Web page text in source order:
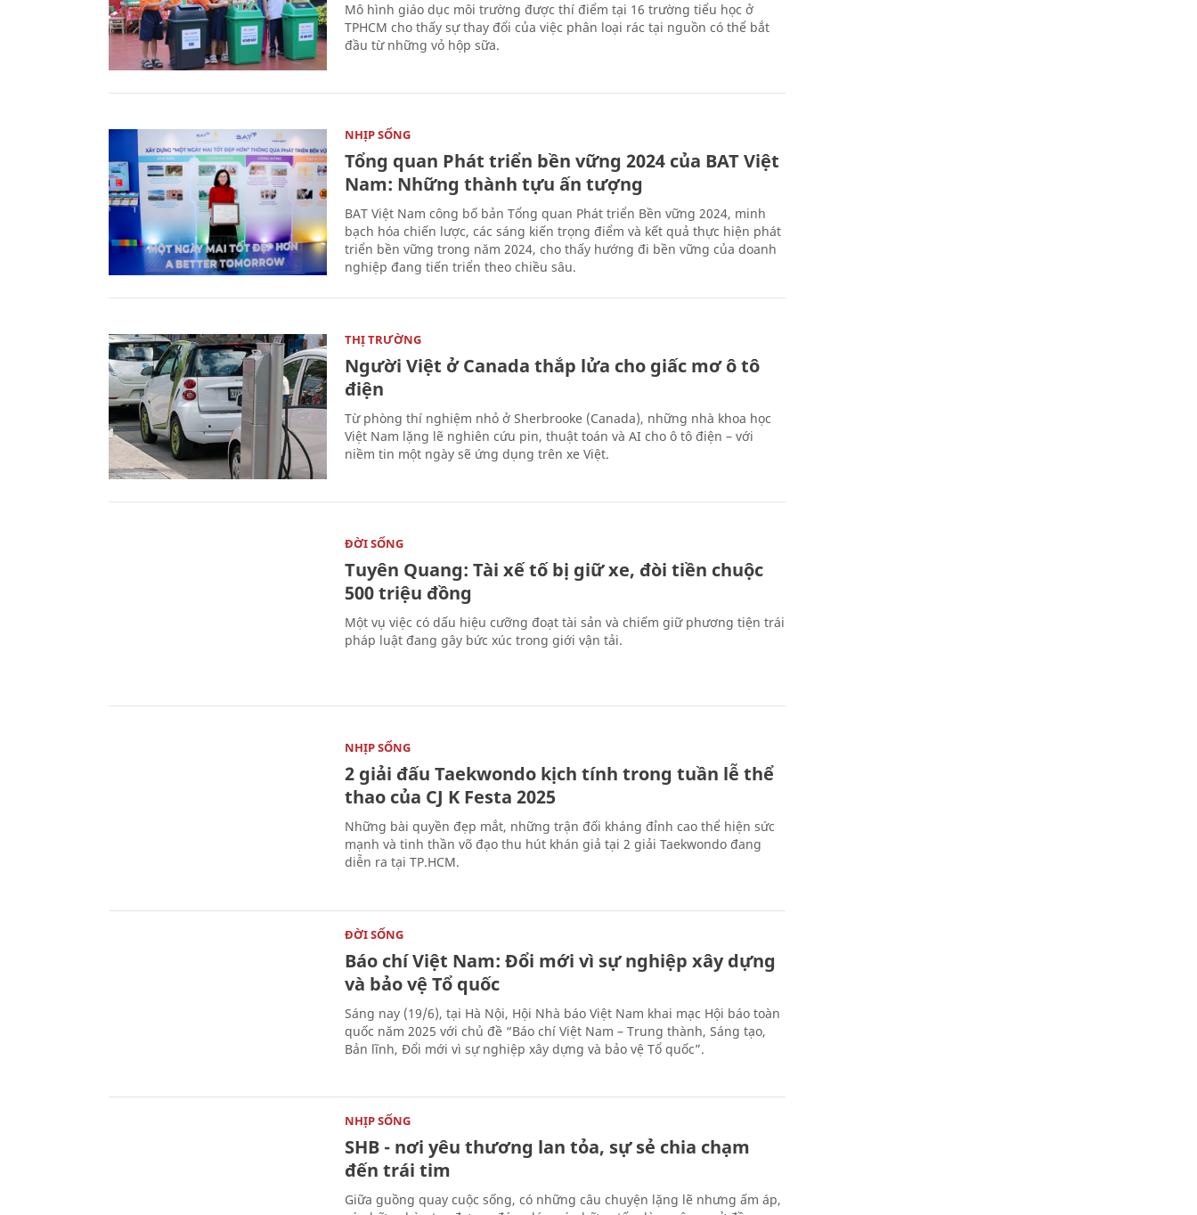
Mô hình giáo dục môi trường được thí điểm tại 16 trường tiểu học ở
TPHCM cho thấy sự thay đổi của việc phân loại rác tại nguồn có thể bắt
đầu từ những vỏ hộp sữa.
NHỊP SỐNG
Tổng quan Phát triển bền vững 2024 của BAT Việt
Nam: Những thành tựu ấn tượng
BAT Việt Nam công bố bản Tổng quan Phát triển Bền vững 2024, minh
bạch hóa chiến lược, các sáng kiến trọng điểm và kết quả thực hiện phát
triển bền vững trong năm 2024, cho thấy hướng đi bền vững của doanh
nghiệp đang tiến triển theo chiều sâu.
THỊ TRƯỜNG
Người Việt ở Canada thắp lửa cho giấc mơ ô tô
điện
Từ phòng thí nghiệm nhỏ ở Sherbrooke (Canada), những nhà khoa học
Việt Nam lặng lẽ nghiên cứu pin, thuật toán và AI cho ô tô điện – với
niềm tin một ngày sẽ ứng dụng trên xe Việt.
ĐỜI SỐNG
Tuyên Quang: Tài xế tố bị giữ xe, đòi tiền chuộc
500 triệu đồng
Một vụ việc có dấu hiệu cưỡng đoạt tài sản và chiếm giữ phương tiện trái
pháp luật đang gây bức xúc trong giới vận tải.
NHỊP SỐNG
2 giải đấu Taekwondo kịch tính trong tuần lễ thể
thao của CJ K Festa 2025
Những bài quyền đẹp mắt, những trận đối kháng đỉnh cao thể hiện sức
mạnh và tinh thần võ đạo thu hút khán giả tại 2 giải Taekwondo đang
diễn ra tại TP.HCM.
ĐỜI SỐNG
Báo chí Việt Nam: Đổi mới vì sự nghiệp xây dựng
và bảo vệ Tổ quốc
Sáng nay (19/6), tại Hà Nội, Hội Nhà báo Việt Nam khai mạc Hội báo toàn
quốc năm 2025 với chủ đề “Báo chí Việt Nam – Trung thành, Sáng tạo,
Bản lĩnh, Đổi mới vì sự nghiệp xây dựng và bảo vệ Tổ quốc”.
NHỊP SỐNG
SHB - nơi yêu thương lan tỏa, sự sẻ chia chạm
đến trái tim
Giữa guồng quay cuộc sống, có những câu chuyện lặng lẽ nhưng ấm áp,